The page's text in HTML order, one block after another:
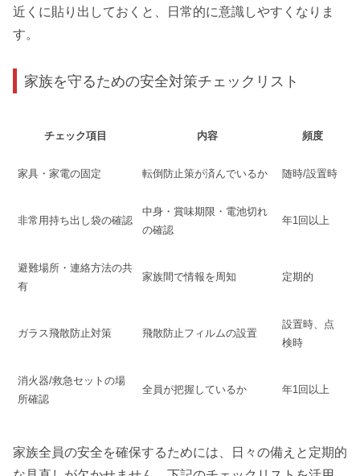
近くに貼り出しておくと、日常的に意識しやすくなりま
す。
家族を守るための安全対策チェックリスト
チェック項目 内容 頻度
家具・家電の固定 転倒防止策が済んでいるか 随時/設置時
非常用持ち出し袋の確認
中身・賞味期限・電池切れ
の確認
年1回以上
避難場所・連絡方法の共
有
家族間で情報を周知 定期的
ガラス飛散防止対策 飛散防止フィルムの設置
設置時、点
検時
消火器/救急セットの場
所確認
全員が把握しているか 年1回以上
家族全員の安全を確保するためには、日々の備えと定期的